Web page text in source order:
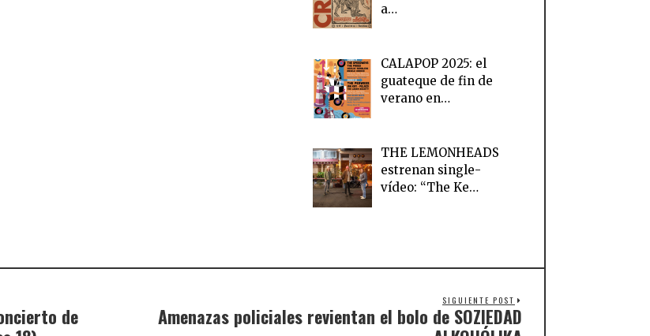
a…
CALAPOP 2025: el
guateque de fin de
verano en…
THE LEMONHEADS
estrenan single-
vídeo: “The Ke…
de
SIGUIENTE POST
Amenazas policiales revientan el bolo de SOZIEDAD